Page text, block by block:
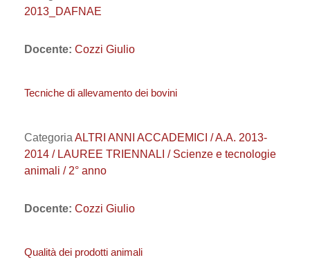
2013_DAFNAE
Docente: Cozzi Giulio
Tecniche di allevamento dei bovini
Categoria ALTRI ANNI ACCADEMICI / A.A. 2013-
2014 / LAUREE TRIENNALI / Scienze e tecnologie
animali / 2° anno
Docente: Cozzi Giulio
Qualità dei prodotti animali